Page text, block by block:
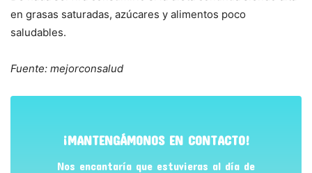
en grasas saturadas, azúcares y alimentos poco
saludables.
Fuente: mejorconsalud
¡MANTENGÁMONOS EN CONTACTO!
Nos encantaría que estuvieras al día de